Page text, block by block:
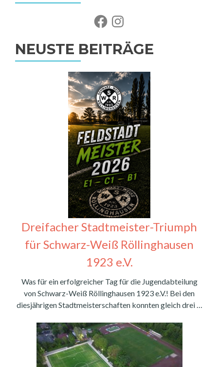
FacebookInstagram
NEUSTE BEITRÄGE
Dreifacher Stadtmeister-Triumph
für Schwarz-Weiß Röllinghausen
1923 e.V.
Was für ein erfolgreicher Tag für die Jugendabteilung
von Schwarz-Weiß Röllinghausen 1923 e.V.! Bei den
diesjährigen Stadtmeisterschaften konnten gleich drei …